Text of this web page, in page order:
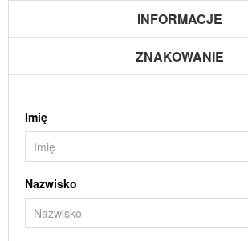
INFORMACJE
ZNAKOWANIE
Imię
Nazwisko